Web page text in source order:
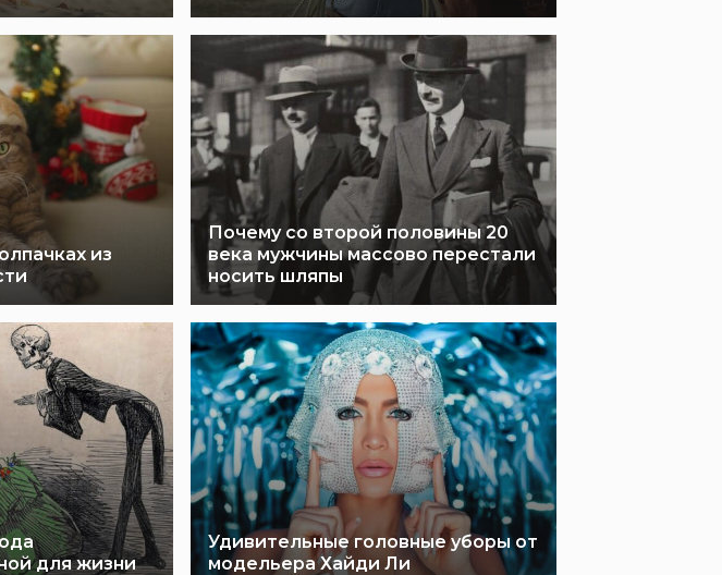
из
Почему со второй половины 20
века мужчины массово перестали
носить шляпы
для жизни
Удивительные головные уборы от
модельера Хайди Ли